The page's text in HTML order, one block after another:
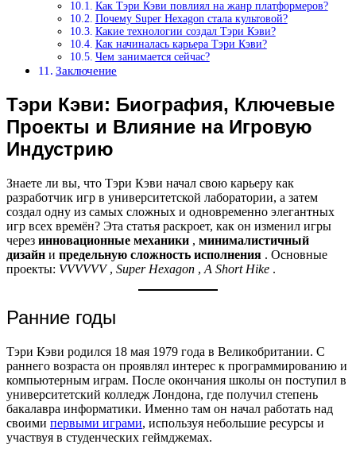
Как Тэри Кэви повлиял на жанр платформеров?
Почему Super Hexagon стала культовой?
Какие технологии создал Тэри Кэви?
Как начиналась карьера Тэри Кэви?
Чем занимается сейчас?
Заключение
Тэри Кэви: Биография, Ключевые
Проекты и Влияние на Игровую
Индустрию
Знаете ли вы, что Тэри Кэви начал свою карьеру как
разработчик игр в университетской лаборатории, а затем
создал одну из самых сложных и одновременно элегантных
игр всех времён? Эта статья раскроет, как он изменил игры
через инновационные механики , минималистичный
дизайн и предельную сложность исполнения . Основные
проекты: VVVVVV, Super Hexagon , A Short Hike .
Ранние годы
Тэри Кэви родился 18 мая 1979 года в Великобритании. С
раннего возраста он проявлял интерес к программированию и
компьютерным играм. После окончания школы он поступил в
университетский колледж Лондона, где получил степень
бакалавра информатики. Именно там он начал работать над
своими первыми играми, используя небольшие ресурсы и
участвуя в студенческих геймджемах.